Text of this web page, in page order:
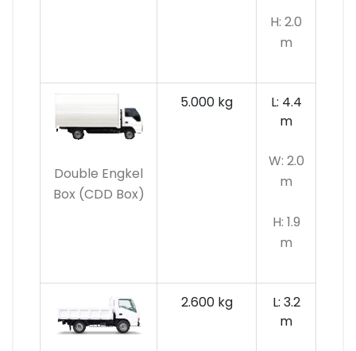
H: 2.0
m
Double Engkel
Box (CDD Box)
5.000 kg
L: 4.4
m
W: 2.0
m
H: 1.9
m
2.600 kg
L: 3.2
m